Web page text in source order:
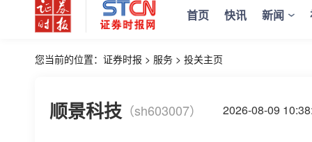
首页 快讯 新闻
您当前的位置： 证券时报 > 服务 > 投关主页
顺景科技 （sh603007） 2026-08-09